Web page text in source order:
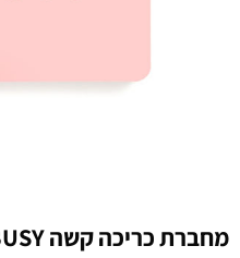
מחברת כריכה קשה I AM VERY BUSY